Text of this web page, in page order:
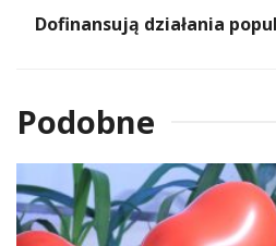
Dofinansują działania
Podobne